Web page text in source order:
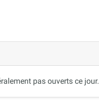
pas ouverts ce jour.